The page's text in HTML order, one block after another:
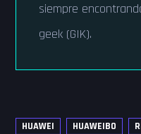
siempre
geek (GIK).
HUAWEI HUAWEIBO